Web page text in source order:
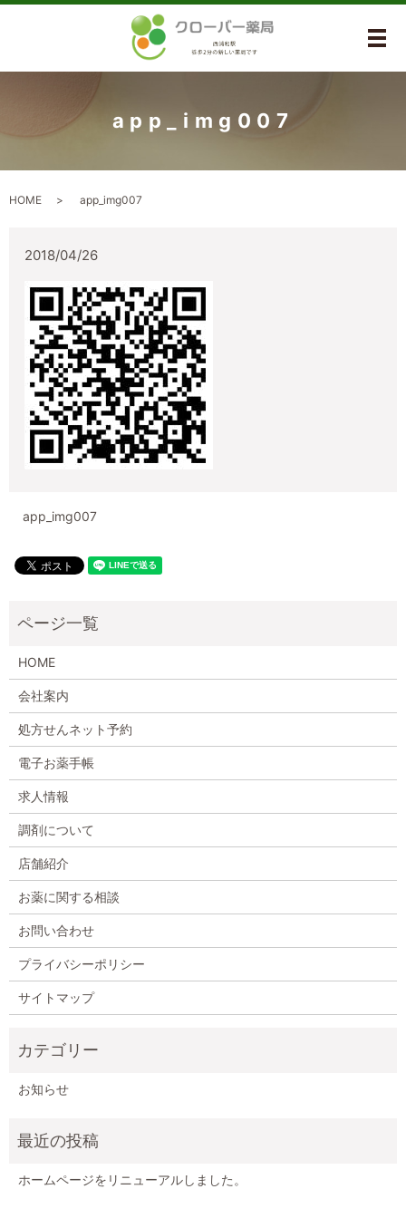
メ
app_img007
HOME app_img007
2018/04/26
app_img007
HOME
会社案内
処方せんネット予約
電子お薬手帳
求人情報
調剤について
店舗紹介
お薬に関する相談
お問い合わせ
プライバシーポリシー
サイトマップ
お知らせ
ホームページをリニューアルしました。